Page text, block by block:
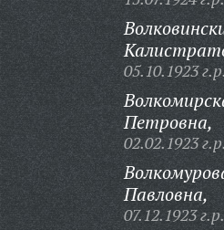
05.10.1923 г.р.
Петровна,
02.02.1923 г.р.
Павловна,
07.12.1923 г.р.